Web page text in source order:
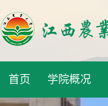
首页 学院概况